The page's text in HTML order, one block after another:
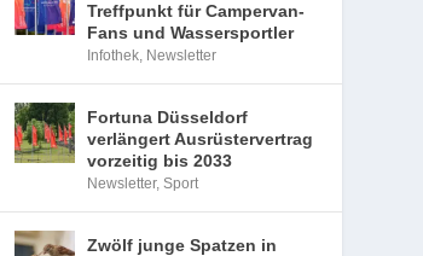
Treffpunkt für Campervan-
Fans und Wassersportler
Infothek, Newsletter
Fortuna Düsseldorf
verlängert Ausrüstervertrag
vorzeitig bis 2033
Newsletter,Sport
Zwölf junge Spatzen in